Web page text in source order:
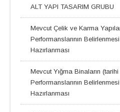
ALT YAPI TASARIM GRUBU
Mevcut Çelik ve Karma
Performanslarının
Hazırlanması
Mevcut Yığma Binaların
Performanslarının
Hazırlanması